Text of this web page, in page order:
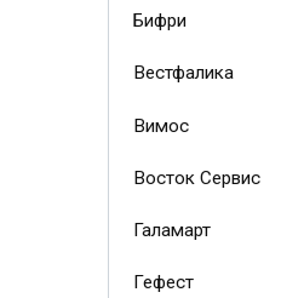
Бифри
Вестфалика
Вимос
Восток Сервис
Галамарт
Гефест